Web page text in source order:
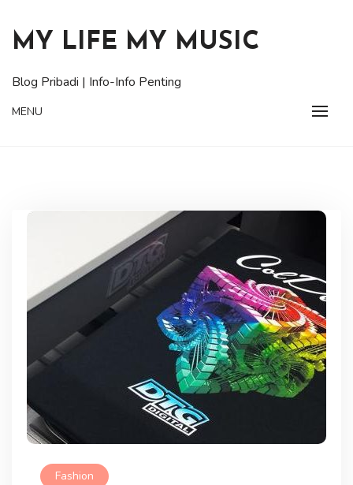
content
MY LIFE MY MUSIC
Blog Pribadi | Info-Info Penting
MENU
Fashion